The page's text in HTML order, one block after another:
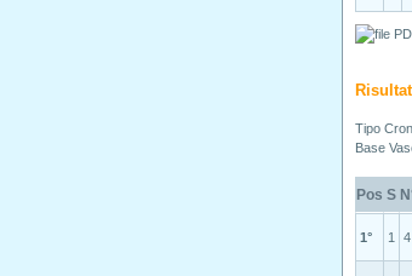
Tipo
Base
Pos S
1° 1 4